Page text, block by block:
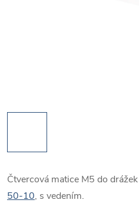
Čtvercová matice M5 do drážek
50-10, s vedením.